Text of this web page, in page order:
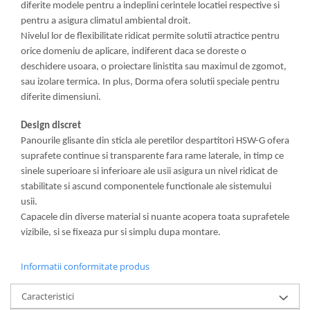
diferite modele pentru a indeplini cerintele locatiei respective si
pentru a asigura climatul ambiental droit.
Nivelul lor de flexibilitate ridicat permite solutii atractice pentru
orice domeniu de aplicare, indiferent daca se doreste o
deschidere usoara, o proiectare linistita sau maximul de zgomot,
sau izolare termica. In plus, Dorma ofera solutii speciale pentru
diferite dimensiuni.
Design discret
Panourile glisante din sticla ale peretilor despartitori HSW-G ofera
suprafete continue si transparente fara rame laterale, in timp ce
sinele superioare si inferioare ale usii asigura un nivel ridicat de
stabilitate si ascund componentele functionale ale sistemului
usii.
Capacele din diverse material si nuante acopera toata suprafetele
vizibile, si se fixeaza pur si simplu dupa montare.
Informatii conformitate produs
Caracteristici